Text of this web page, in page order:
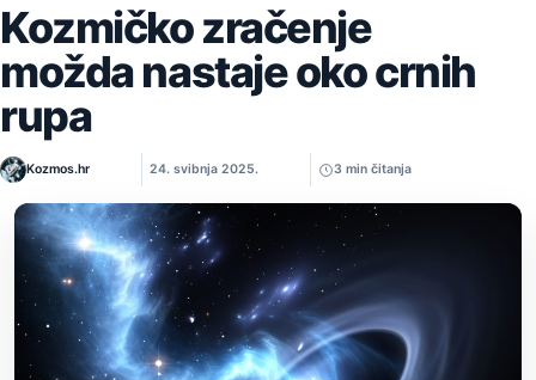
Kozmičko zračenje
možda nastaje oko crnih
rupa
Kozmos.hr 24. svibnja 2025. 3 min čitanja